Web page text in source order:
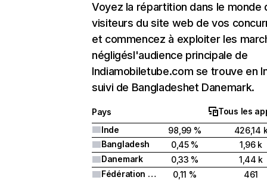
Voyez la répartition dans le monde
visiteurs du site web de vos
et commencez à exploiter les
négligésl'audience principale de
Indiamobiletube.com se trouve en
suivi de Bangladeshet Danemark.
Pays
Tous les
Inde
98,99 %
426,14
Bangladesh
0,45 %
1,96 k
Danemark
0,33 %
1,44 k
Fédération de Russie
0,11 %
461